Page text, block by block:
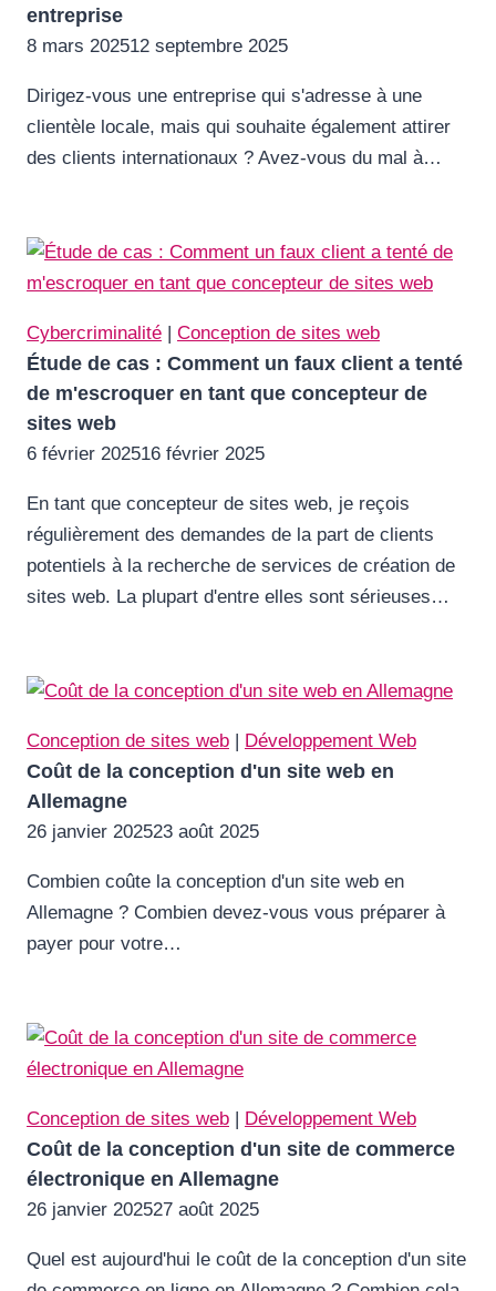
entreprise
8 mars 202512 septembre 2025
Dirigez-vous une entreprise qui s'adresse à une
clientèle locale, mais qui souhaite également attirer
des clients internationaux ? Avez-vous du mal à…
Cybercriminalité | Conception de sites web
Étude de cas : Comment un faux client a tenté
de m'escroquer en tant que concepteur de
sites web
6 février 202516 février 2025
En tant que concepteur de sites web, je reçois
régulièrement des demandes de la part de clients
potentiels à la recherche de services de création de
sites web. La plupart d'entre elles sont sérieuses…
Conception de sites web | Développement Web
Coût de la conception d'un site web en
Allemagne
26 janvier 202523 août 2025
Combien coûte la conception d'un site web en
Allemagne ? Combien devez-vous vous préparer à
payer pour votre…
Conception de sites web | Développement Web
Coût de la conception d'un site de commerce
électronique en Allemagne
26 janvier 202527 août 2025
Quel est aujourd'hui le coût de la conception d'un site